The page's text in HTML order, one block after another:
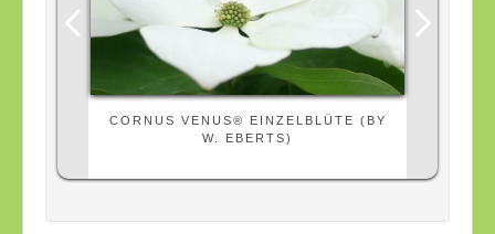
CORNUS VENUS® EINZELBLÜTE (BY
W. EBERTS)